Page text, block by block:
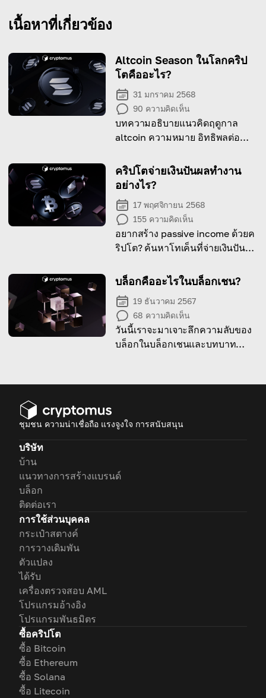
เนื้อหาที่เกี่ยวข้อง
Altcoin Season ในโลกคริป
โตคืออะไร?
31 มกราคม 2568
90 ความคิดเห็น
บทความอธิบายแนวคิดฤดูกาล
altcoin ความหมาย อิทธิพลต่อ
อร์คริปโต
คริปโตจ่ายเงินปันผลทำงาน
อย่างไร?
17 พฤศจิกายน 2568
155 ความคิดเห็น
อยากสร้าง passive income ด้วยค
ริปโต? ค้นหาโทเค็นที่จ่ายเงินปันผล
บล็อกคืออะไรในบล็อกเชน?
19 ธันวาคม 2567
68 ความคิดเห็น
วันนี้เราจะมาเจาะลึกความลับของ
บล็อกในบล็อกเชนและบทบาท
ชุมชน ความน่าเชื่อถือ แรงจูงใจ การสนับสนุน
บริษัท
บ้าน
แนวทางการสร้างแบรนด์
บล็อก
ติดต่อเรา
การใช้ส่วนบุคคล
กระเป๋าสตางค์
การวางเดิมพัน
ตัวแปลง
ได้รับ
เครื่องตรวจสอบ AML
โปรแกรมอ้างอิง
โปรแกรมพันธมิตร
ซื้อคริปโต
ซื้อ Bitcoin
ซื้อ Ethereum
ซื้อ Solana
ซื้อ Litecoin